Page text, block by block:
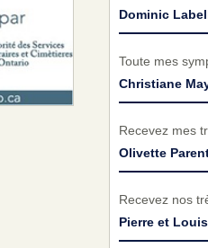
Dominic
Toute mes
Christiane
Recevez mes
Olivette
Recevez nos
Pierre et